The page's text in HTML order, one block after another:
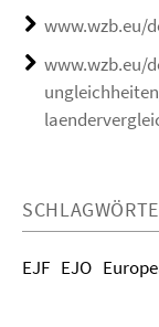
www.wzb.eu/
www.wzb.eu/
EJF EJO